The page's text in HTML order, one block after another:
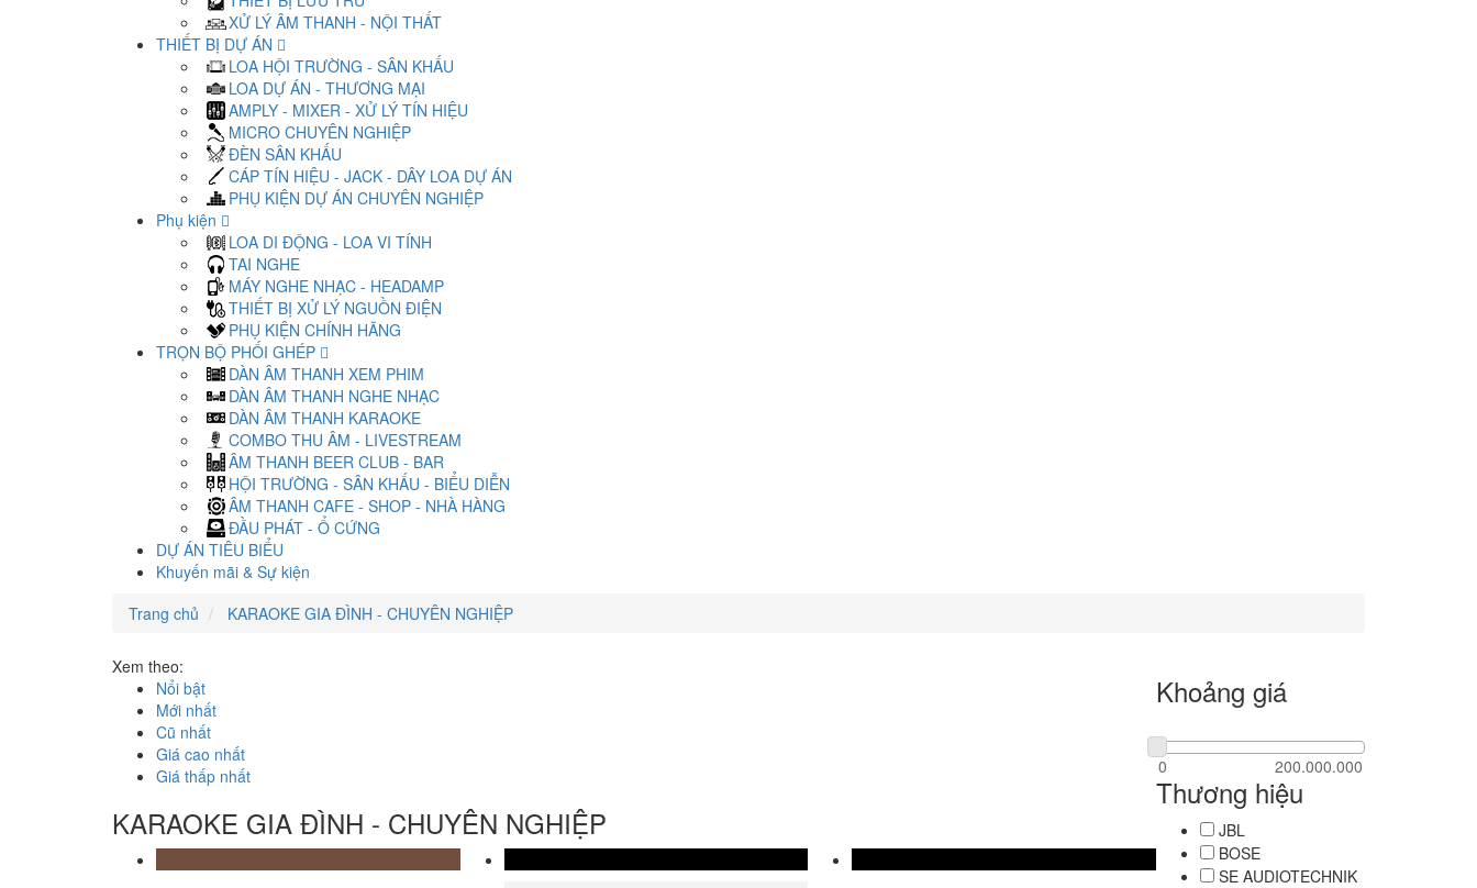
XỬ LÝ ÂM THANH - NỘI THẤT
THIẾT BỊ DỰ ÁN
LOA HỘI TRƯỜNG - SÂN KHẤU
LOA DỰ ÁN - THƯƠNG MẠI
AMPLY - MIXER - XỬ LÝ TÍN HIỆU
MICRO CHUYÊN NGHIỆP
ĐÈN SÂN KHẤU
CÁP TÍN HIỆU - JACK - DÂY LOA DỰ ÁN
PHỤ KIỆN DỰ ÁN CHUYÊN NGHIỆP
Phụ kiện
LOA DI ĐỘNG - LOA VI TÍNH
TAI NGHE
MÁY NGHE NHẠC - HEADAMP
THIẾT BỊ XỬ LÝ NGUỒN ĐIỆN
PHỤ KIỆN CHÍNH HÃNG
TRỌN BỘ PHỐI GHÉP
DÀN ÂM THANH XEM PHIM
DÀN ÂM THANH NGHE NHẠC
DÀN ÂM THANH KARAOKE
COMBO THU ÂM - LIVESTREAM
ÂM THANH BEER CLUB - BAR
HỘI TRƯỜNG - SÂN KHẤU - BIỂU DIỄN
ÂM THANH CAFE - SHOP - NHÀ HÀNG
ĐẦU PHÁT - Ổ CỨNG
DỰ ÁN TIÊU BIỂU
Khuyến mãi & Sự kiện
Trang chủ
KARAOKE GIA ĐÌNH - CHUYÊN NGHIỆP
Xem theo:
Nổi bật
Mới nhất
Cũ nhất
Giá cao nhất
Giá thấp nhất
KARAOKE GIA ĐÌNH - CHUYÊN NGHIỆP
Khoảng giá
Thương hiệu
JBL
BOSE
SE AUDIOTECHNIK